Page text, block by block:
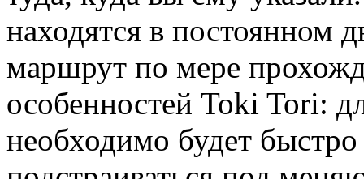
находятся в постоянном
маршрут по мере
особенностей Toki Tori:
необходимо будет